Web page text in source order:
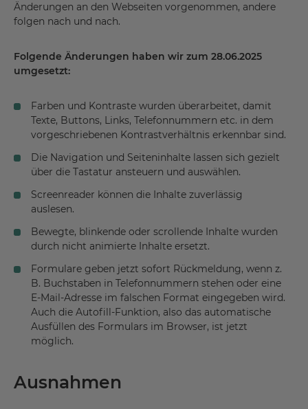
Änderungen an den Webseiten vorgenommen, andere
folgen nach und nach.
Folgende Änderungen haben wir zum 28.06.2025
umgesetzt:
Farben und Kontraste wurden überarbeitet, damit
Texte, Buttons, Links, Telefonnummern etc. in dem
vorgeschriebenen Kontrastverhältnis erkennbar sind.
Die Navigation und Seiteninhalte lassen sich gezielt
über die Tastatur ansteuern und auswählen.
Screenreader können die Inhalte zuverlässig
auslesen.
Bewegte, blinkende oder scrollende Inhalte wurden
durch nicht animierte Inhalte ersetzt.
Formulare geben jetzt sofort Rückmeldung, wenn z.
B. Buchstaben in Telefonnummern stehen oder eine
E-Mail-Adresse im falschen Format eingegeben wird.
Auch die Autofill-Funktion, also das automatische
Ausfüllen des Formulars im Browser, ist jetzt
möglich.
Ausnahmen